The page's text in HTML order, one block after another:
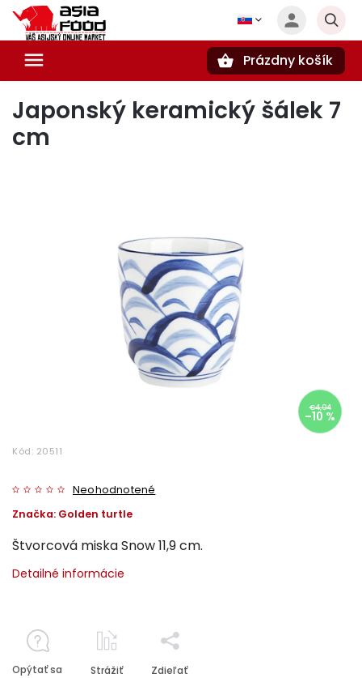
Prázdny košík
Japonský keramický šálek 7
cm
€4,04
–10 %
Kód: 20511
Neohodnotené
Značka: Golden turtle
Štvorcová miska Snow 11,9 cm.
Detailné informácie
Opýtať sa Strážiť Zdieľať